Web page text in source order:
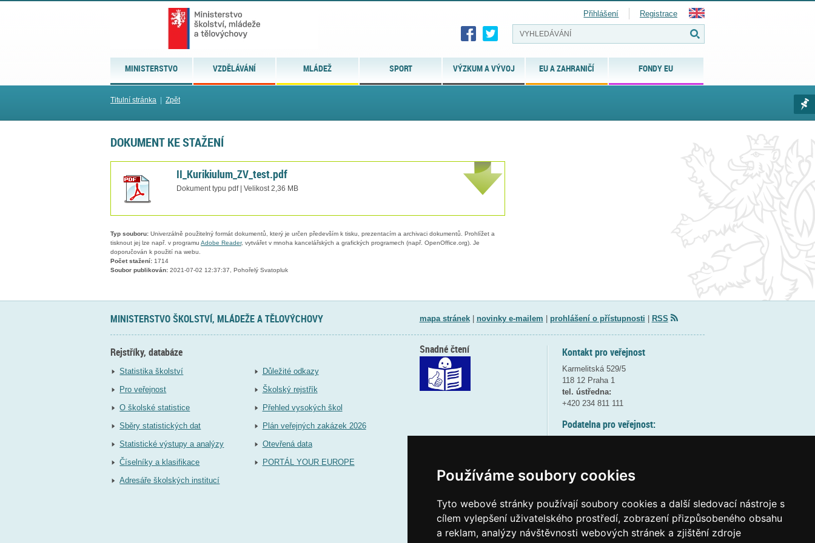
Používáme soubory cookies
Tyto webové stránky používají soubory cookies a další sledovací nástroje s
cílem vylepšení uživatelského prostředí, zobrazení přizpůsobeného obsahu
a reklam, analýzy návštěvnosti webových stránek a zjištění zdroje
MINISTERSTVO VZDĚLÁVÁNÍ MLÁDEŽ SPORT VÝZKUM A VÝVOJ EU A ZAHRANIČÍ FONDY EU
Přihlášení Registrace
Titulní stránka Zpět
DOKUMENT KE STAŽENÍ
II_Kurikiulum_ZV_test.pdf
Dokument typu pdf | Velikost 2,36 MB
Typ souboru: Univerzálně použitelný formát dokumentů, který je určen především k tisku, prezentacím a archivaci dokumentů. Prohlížet a
tisknout jej lze např. v programu Adobe Reader, vytvářet v mnoha kancelářských a grafických programech (např. OpenOffice.org). Je
doporučován k použití na webu.
Počet stažení: 1714
Soubor publikován: 2021-07-02 12:37:37, Pohořelý Svatopluk
MINISTERSTVO ŠKOLSTVÍ, MLÁDEŽE A TĚLOVÝCHOVY mapa stránek| novinky e-mailem prohlášení o přístupnosti RSS
Rejstříky, databáze
Statistika školství
Pro veřejnost
O školské statistice
Sběry statistických dat
Statistické výstupy a analýzy
Číselníky a klasifikace
Adresáře školských institucí
Důležité odkazy
Školský rejstřík
Přehled vysokých škol
Plán veřejných zakázek 2026
Otevřená data
PORTÁL YOUR EUROPE
Kontakt pro veřejnost
Karmelitská 529/5
118 12 Praha 1
tel. ústředna:
+420 234 811 111
Podatelna pro veřejnost:
(více informací
Elektronická podatelna:
posta@msmtgov cz
Snadné čtení